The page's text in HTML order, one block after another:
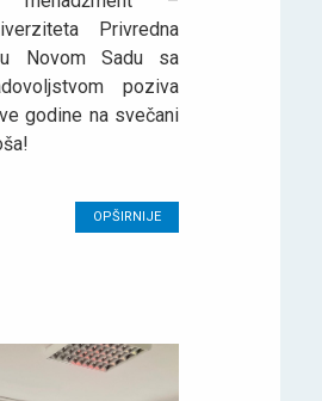
Privredna
u Novom Sadu sa
poziva
godine na svečani
OPŠIRNIJE